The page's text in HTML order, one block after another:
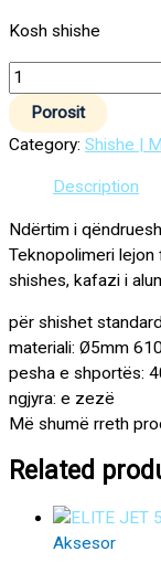
Kosh shishe
Porosit
Category: Shishe |
Description
Ndërtim i
Teknopolimeri
shishes, kafazi i
për shishet
materiali: Ø5mm
pesha e shportës:
ngjyra: e zezë
Më shumë rreth
Related
Aksesor